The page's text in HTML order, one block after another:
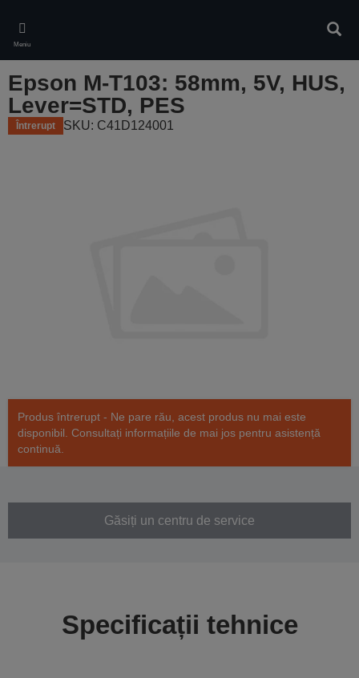
main
content
Meniu
Epson M-T103: 58mm, 5V, HUS,
Lever=STD, PES
Întrerupt SKU: C41D124001
Produs întrerupt - Ne pare rău, acest produs nu mai este
disponibil. Consultați informațiile de mai jos pentru asistență
continuă.
Găsiți un centru de service
Specificații tehnice